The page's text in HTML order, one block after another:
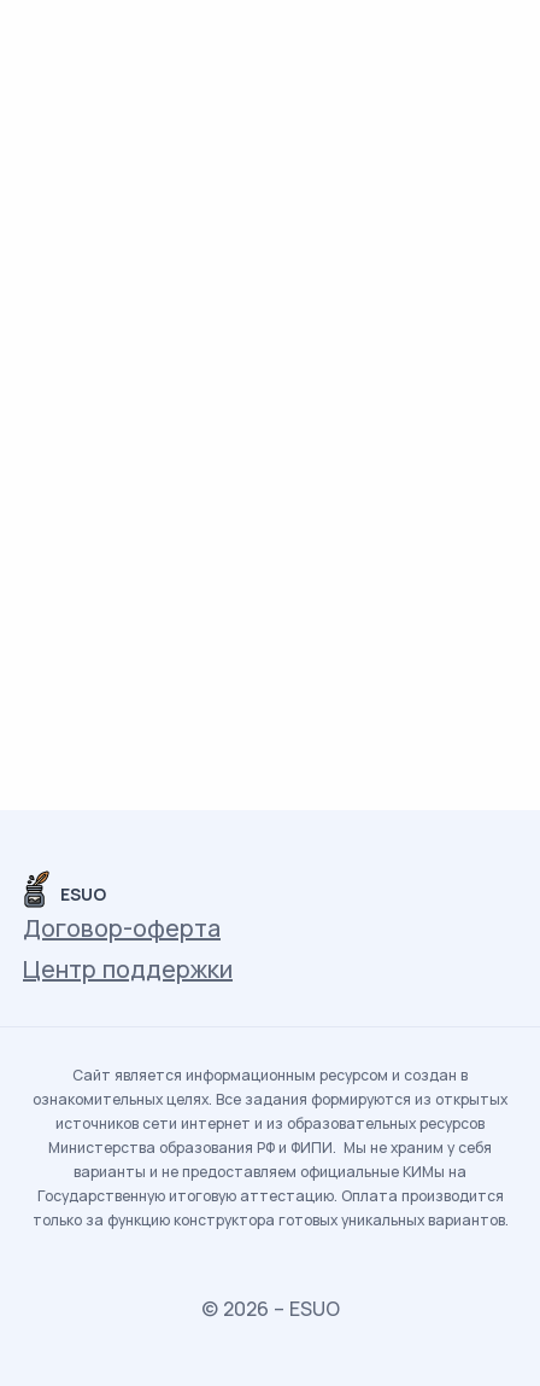
ESUO
Договор-оферта
Центр поддержки
Сайт является информационным ресурсом и создан в
ознакомительных целях. Все задания формируются из открытых
источников сети интернет и из образовательных ресурсов
Министерства образования РФ и ФИПИ. Мы не храним у себя
варианты и не предоставляем официальные КИМы на
Государственную итоговую аттестацию. Оплата производится
только за функцию конструктора готовых уникальных вариантов.
© 2026 – ESUO